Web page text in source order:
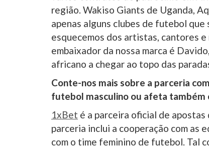
região. Wakiso Giants de Uganda,
apenas alguns clubes de futebol
esquecemos dos artistas, cantores
embaixador da nossa marca é
africano a chegar ao topo das
Conte-nos mais sobre a parceria
futebol masculino ou afeta também
1xBet é a parceira oficial de
parceria inclui a cooperação com as
com o time feminino de futebol. Tal